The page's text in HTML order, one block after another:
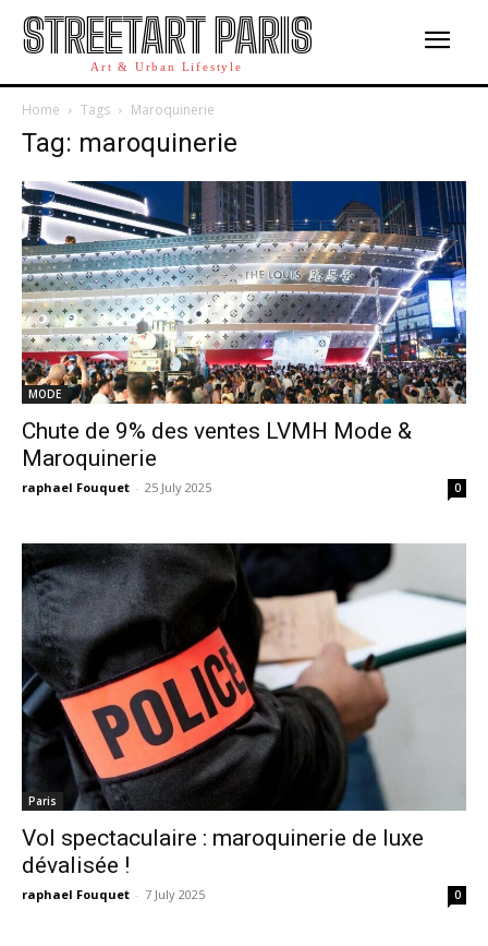
STREETART PARIS
Art & Urban Lifestyle
Home Tags Maroquinerie
Tag: maroquinerie
MODE
Chute de 9% des ventes LVMH Mode &
Maroquinerie
raphael Fouquet - 25 July 2025 0
Paris
Vol spectaculaire : maroquinerie de luxe
dévalisée !
raphael Fouquet - 7 July 2025 0